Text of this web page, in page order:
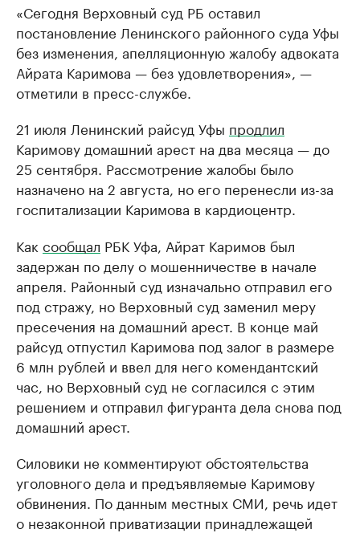
«Сегодня Верховный суд РБ оставил
постановление Ленинского районного суда Уфы
без изменения, апелляционную жалобу адвоката
Айрата Каримова — без удовлетворения», —
отметили в пресс-службе.
21 июля Ленинский райсуд Уфы продлил
Каримову домашний арест на два месяца — до
25 сентября. Рассмотрение жалобы было
назначено на 2 августа, но его перенесли из-за
госпитализации Каримова в кардиоцентр.
Как сообщал РБК Уфа, Айрат Каримов был
задержан по делу о мошенничестве в начале
апреля. Районный суд изначально отправил его
под стражу, но Верховный суд заменил меру
пресечения на домашний арест. В конце май
райсуд отпустил Каримова под залог в размере
6 млн рублей и ввел для него комендантский
час, но Верховный суд не согласился с этим
решением и отправил фигуранта дела снова под
домашний арест.
Силовики не комментируют обстоятельства
уголовного дела и предъявляемые Каримову
обвинения. По данным местных СМИ, речь идет
о незаконной приватизации принадлежащей